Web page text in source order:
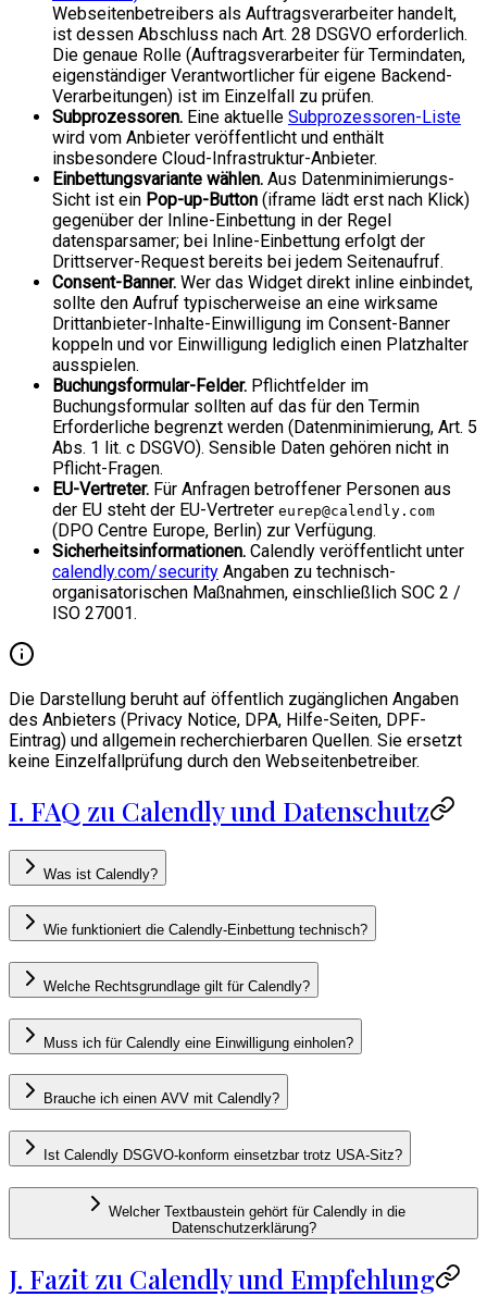
Webseitenbetreibers als Auftragsverarbeiter handelt,
ist dessen Abschluss nach Art. 28 DSGVO erforderlich.
Die genaue Rolle (Auftragsverarbeiter für Termindaten,
eigenständiger Verantwortlicher für eigene Backend-
Verarbeitungen) ist im Einzelfall zu prüfen.
Subprozessoren. Eine aktuelle Subprozessoren-Liste
wird vom Anbieter veröffentlicht und enthält
insbesondere Cloud-Infrastruktur-Anbieter.
Einbettungsvariante wählen. Aus Datenminimierungs-
Sicht ist ein Pop-up-Button (iframe lädt erst nach Klick)
gegenüber der Inline-Einbettung in der Regel
datensparsamer; bei Inline-Einbettung erfolgt der
Drittserver-Request bereits bei jedem Seitenaufruf.
Consent-Banner. Wer das Widget direkt inline einbindet,
sollte den Aufruf typischerweise an eine wirksame
Drittanbieter-Inhalte-Einwilligung im Consent-Banner
koppeln und vor Einwilligung lediglich einen Platzhalter
ausspielen.
Buchungsformular-Felder. Pflichtfelder im
Buchungsformular sollten auf das für den Termin
Erforderliche begrenzt werden (Datenminimierung, Art. 5
Abs. 1 lit. c DSGVO). Sensible Daten gehören nicht in
Pflicht-Fragen.
EU-Vertreter. Für Anfragen betroffener Personen aus
der EU steht der EU-Vertreter eurep@calendly.com
(DPO Centre Europe, Berlin) zur Verfügung.
Sicherheitsinformationen. Calendly veröffentlicht unter
calendly.com/security Angaben zu technisch-
organisatorischen Maßnahmen, einschließlich SOC 2 /
ISO 27001.
Die Darstellung beruht auf öffentlich zugänglichen Angaben
des Anbieters (Privacy Notice, DPA, Hilfe-Seiten, DPF-
Eintrag) und allgemein recherchierbaren Quellen. Sie ersetzt
keine Einzelfallprüfung durch den Webseitenbetreiber.
I. FAQ zu Calendly und Datenschutz
Was ist Calendly?
Wie funktioniert die Calendly-Einbettung technisch?
Welche Rechtsgrundlage gilt für Calendly?
Muss ich für Calendly eine Einwilligung einholen?
Brauche ich einen AVV mit Calendly?
Ist Calendly DSGVO-konform einsetzbar trotz USA-Sitz?
Welcher Textbaustein gehört für Calendly in die
Datenschutzerklärung?
J. Fazit zu Calendly und Empfehlung